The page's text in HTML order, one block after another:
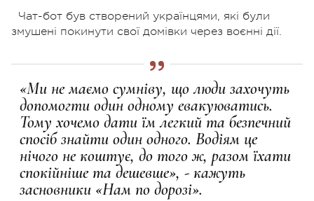
Чат-бот був створений українцями, які були
змушені покинути свої домівки через воєнні дії.
«Ми не маємо сумніву, що люди захочуть
допомогти один одному евакуюватись.
Тому хочемо дати їм легкий та безпечний
спосіб знайти один одного. Водіям це
нічого не коштує, до того ж, разом їхати
спокійніше та дешевше», - кажуть
засновники «Нам по дорозі».